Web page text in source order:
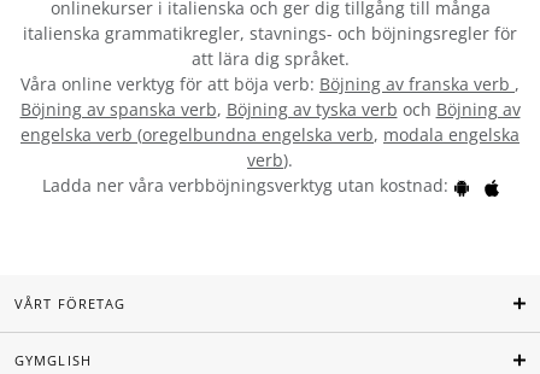
onlinekurser i italienska och ger dig tillgång till många
italienska grammatikregler, stavnings- och böjningsregler för
att lära dig språket.
Våra online verktyg för att böja verb: Böjning av franska verb ,
Böjning av spanska verb, Böjning av tyska verb och Böjning av
engelska verb (oregelbundna engelska verb, modala engelska
verb).
Ladda ner våra verbböjningsverktyg utan kostnad:
VÅRT FÖRETAG
GYMGLISH